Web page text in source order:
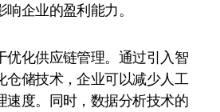
企业的盈利能力。
优化供应链管理。通过引入智
仓储技术，企业可以减少人工
速度。同时，数据分析技术的